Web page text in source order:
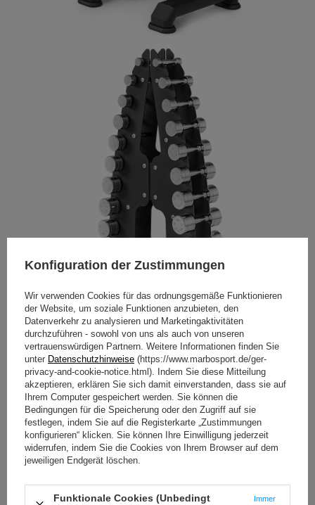
Stabile Standbasis
Dank seines angemessenen Gewichts und des stabilen,
großen Standfußes bleiben die Ständer aus der R-Line-
Serie unbeweglich!
Die Standfläche jedes Ständers mit den Maßen von 68x56
cm bezeugt die Zuverlässigkeit des Geräts.
4 mm Blechkonstruktion
Die gesamte Konstruktion basiert auf dickem,
lasergeschnittenem Blech. Ein so robustes Material ist in
Konfiguration der Zustimmungen
Wir verwenden Cookies für das ordnungsgemäße Funktionieren
der Website, um soziale Funktionen anzubieten, den
Datenverkehr zu analysieren und Marketingaktivitäten
durchzuführen - sowohl von uns als auch von unseren
vertrauenswürdigen Partnern. Weitere Informationen finden Sie
unter Datenschutzhinweise (https://www.marbosport.de/ger-
privacy-and-cookie-notice.html). Indem Sie diese Mitteilung
akzeptieren, erklären Sie sich damit einverstanden, dass sie auf
Ihrem Computer gespeichert werden. Sie können die
Bedingungen für die Speicherung oder den Zugriff auf sie
festlegen, indem Sie auf die Registerkarte „Zustimmungen
konfigurieren“ klicken. Sie können Ihre Einwilligung jederzeit
widerrufen, indem Sie die Cookies von Ihrem Browser auf dem
jeweiligen Endgerät löschen.
Funktionale Cookies (Unbedingt
Immer